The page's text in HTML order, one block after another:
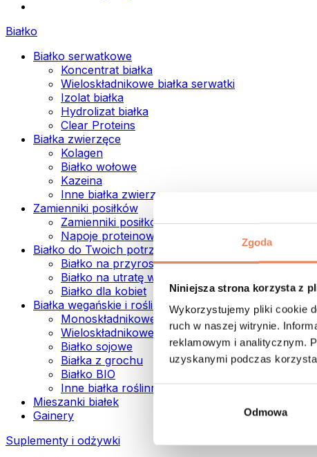
Zgoda
Niniejsza strona korzysta z
Wykorzystujemy pliki cookie
ruch w naszej witrynie.
reklamowym i analitycznym.
uzyskanymi podczas
Odmowa
Białko
Białko serwatkowe
Koncentrat białka
Wieloskładnikowe białka serwatki
Izolat białka
Hydrolizat białka
Clear Proteins
Białka zwierzęce
Kolagen
Białko wołowe
Kazeina
Inne białka zwierzęce
Zamienniki posiłków
Zamienniki posiłków w proszku
Napoje proteinowe ready to drink
Białko do Twoich potrzeb
Białko na przyrost mięśni
Białko na utratę wagi
Białko dla kobiet
Białka wegańskie i roślinne
Monoskładnikowe białka wegańskie
Wieloskładnikowe białka wegańskie
Białko sojowe
Białka z grochu
Białko BIO
Inne białka roślinne
Mieszanki białek
Gainery
Suplementy i odżywki